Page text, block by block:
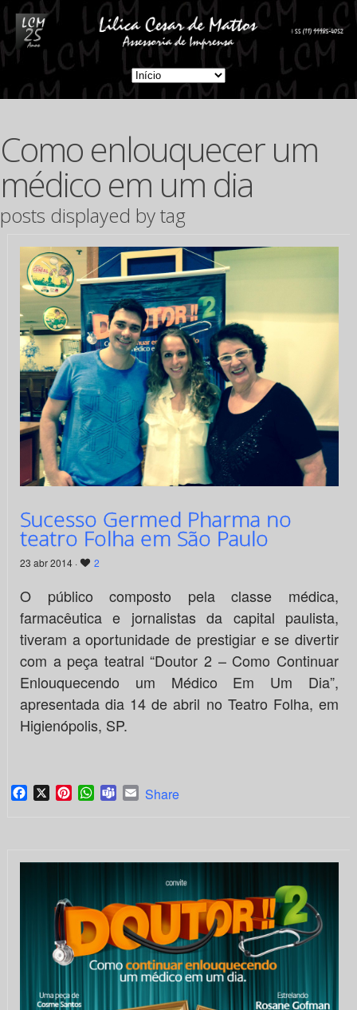
Como enlouquecer um
médico em um dia
posts displayed by tag
Sucesso Germed Pharma no
teatro Folha em São Paulo
23 abr 2014 · 2
O público composto pela classe médica,
farmacêutica e jornalistas da capital paulista,
tiveram a oportunidade de prestigiar e se divertir
com a peça teatral “Doutor 2 – Como Continuar
Enlouquecendo um Médico Em Um Dia”,
apresentada dia 14 de abril no Teatro Folha, em
Higienópolis, SP.
Facebook
X PinterestWhatsApp
TeamsEmail
Share